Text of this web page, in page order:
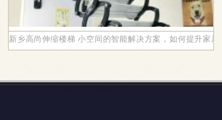
新乡高尚伸缩楼梯 小空间的智能解决方案，如何提升家居